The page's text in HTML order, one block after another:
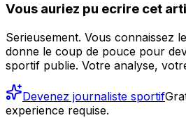
Vous auriez pu ecrire cet
Serieusement. Vous connaissez
donne le coup de pouce pour
sportif publie. Votre analyse,
Devenez journaliste sportif
experience requise.